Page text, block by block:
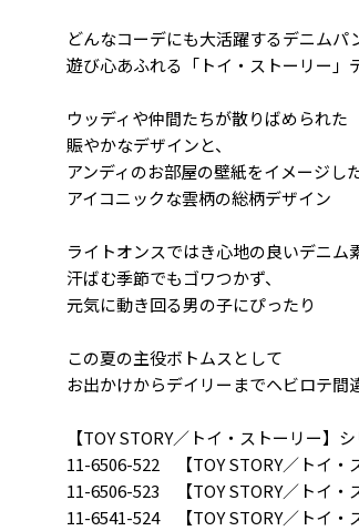
どんなコーデにも大活躍するデニムパ
遊び心あふれる「トイ・ストーリー」
ウッディや仲間たちが散りばめられた
賑やかなデザインと、
アンディのお部屋の壁紙をイメージし
アイコニックな雲柄の総柄デザイン
ライトオンスではき心地の良いデニム
汗ばむ季節でもゴワつかず、
元気に動き回る男の子にぴったり
この夏の主役ボトムスとして
お出かけからデイリーまでヘビロテ間
【TOY STORY／トイ・ストーリー】
11-6506-522 【TOY STORY／トイ・
11-6506-523 【TOY STORY／トイ・
11-6541-524 【TOY STORY／トイ・